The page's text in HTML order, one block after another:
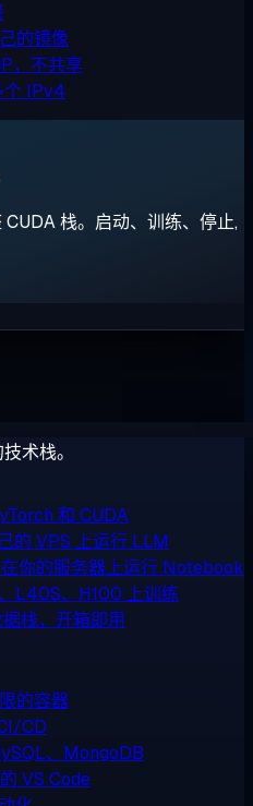
的镜像
，不共享
个 IPv4
栈。启动、训练、停止,
术栈。
和 CUDA
的 VPS 上运行 LLM
在你的服务器上运行 Notebook
L40S、H100 上训练
栈，开箱即用
的容器
CD
、MongoDB
VS Code